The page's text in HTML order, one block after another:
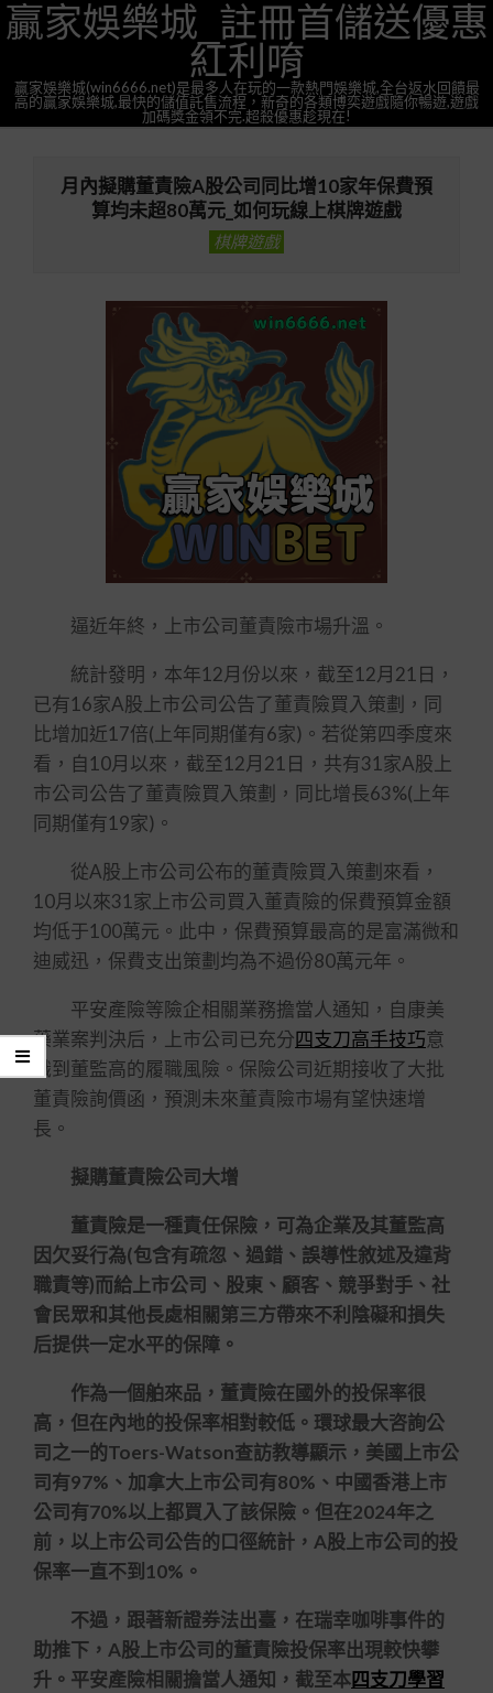
Skip
to贏家娛樂城_註冊首儲送優惠
紅利唷
贏家娛樂城(win6666.net)是最多人在玩的一款熱門娛樂城,全台返水回饋最
高的贏家娛樂城,最快的儲值託售流程，新奇的各類博奕遊戲隨你暢遊,遊戲
加碼獎金領不完.超殺優惠趁現在!
月內擬購董責險A股公司同比增10家年保費預
算均未超80萬元_如何玩線上棋牌遊戲
棋牌遊戲
逼近年終，上市公司董責險市場升溫。
統計發明，本年12月份以來，截至12月21日，
已有16家A股上市公司公告了董責險買入策劃，同
比增加近17倍(上年同期僅有6家)。若從第四季度來
看，自10月以來，截至12月21日，共有31家A股上
市公司公告了董責險買入策劃，同比增長63%(上年
同期僅有19家)。
從A股上市公司公布的董責險買入策劃來看，
10月以來31家上市公司買入董責險的保費預算金額
均低于100萬元。此中，保費預算最高的是富滿微和
迪威迅，保費支出策劃均為不過份80萬元年。
平安產險等險企相關業務擔當人通知，自康美
藥業案判決后，上市公司已充分四支刀高手技巧意
識到董監高的履職風險。保險公司近期接收了大批
董責險詢價函，預測未來董責險市場有望快速增
長。
擬購董責險公司大增
董責險是一種責任保險，可為企業及其董監高
因欠妥行為(包含有疏忽、過錯、誤導性敘述及違背
職責等)而給上市公司、股東、顧客、競爭對手、社
會民眾和其他長處相關第三方帶來不利陰礙和損失
后提供一定水平的保障。
作為一個舶來品，董責險在國外的投保率很
高，但在內地的投保率相對較低。環球最大咨詢公
司之一的Toers-Watson查訪教導顯示，美國上市公
司有97%、加拿大上市公司有80%、中國香港上市
公司有70%以上都買入了該保險。但在2024年之
前，以上市公司公告的口徑統計，A股上市公司的投
保率一直不到10%。
不過，跟著新證券法出臺，在瑞幸咖啡事件的
助推下，A股上市公司的董責險投保率出現較快攀
升。平安產險相關擔當人通知，截至本四支刀學習